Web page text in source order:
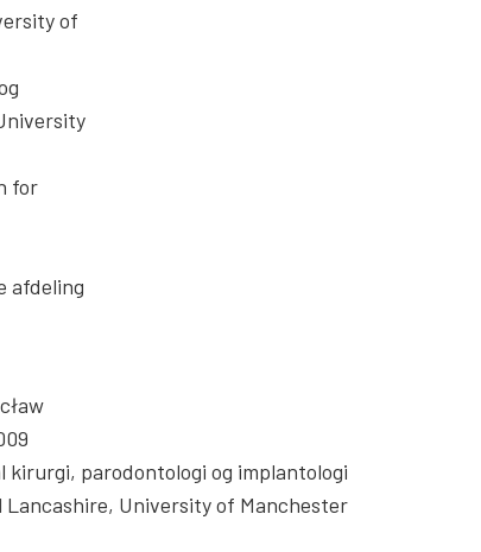
of
for
afdeling
parodontologi og implantologi
University of Manchester